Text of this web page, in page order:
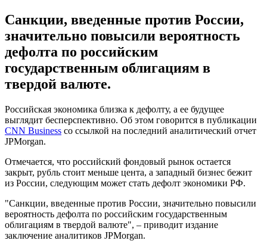
Санкции, введенные против России,
значительно повысили вероятность
дефолта по российским
государственным облигациям в
твердой валюте.
Российская экономика близка к дефолту, а ее будущее
выглядит бесперспективно. Об этом говорится в публикации
CNN Business со ссылкой на последний аналитический отчет
JPMorgan.
Отмечается, что российский фондовый рынок остается
закрыт, рубль стоит меньше цента, а западный бизнес бежит
из России, следующим может стать дефолт экономики РФ.
"Санкции, введенные против России, значительно повысили
вероятность дефолта по российским государственным
облигациям в твердой валюте", – приводит издание
заключение аналитиков JPMorgan.